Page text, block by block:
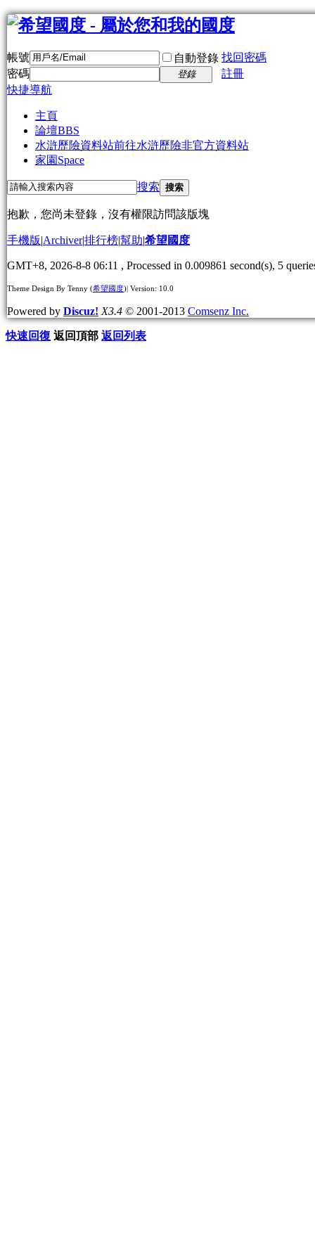
帳號 自動登錄 找回密碼
密碼
登錄
註冊
快捷導航
主頁
論壇BBS
水滸歷險資料站前往水滸歷險非官方資料站
家園 Space
搜索 搜索
抱歉，您尚未登錄，沒有權限訪問該版塊
手機版|Archiver|排行榜|幫助|希望國度
GMT+8, 2026-8-8 06:11 , Processed in 0.009861 second(s), 5
Theme Design By Tenny (希望國度)| Version: 10.0
Powered by Discuz! X3.4 © 2001-2013 Comsenz Inc.
快速回復 返回頂部 返回列表